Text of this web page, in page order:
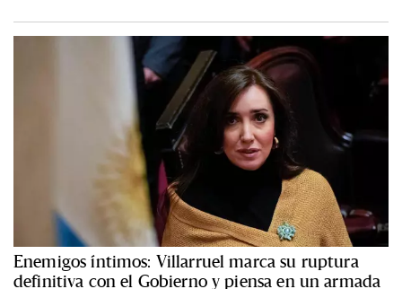
Enemigos íntimos: Villarruel marca su ruptura
definitiva con el Gobierno y piensa en un armada